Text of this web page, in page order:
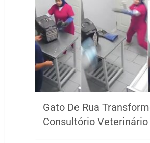
Gato De Rua
Consultório